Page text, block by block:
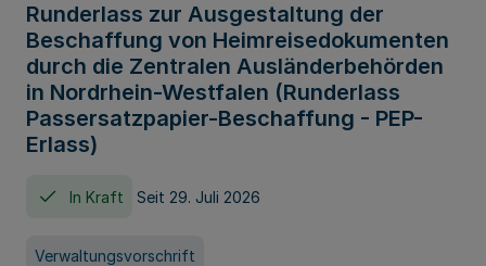
Runderlass zur Ausgestaltung der
Beschaffung von Heimreisedokumenten
durch die Zentralen Ausländerbehörden
in Nordrhein-Westfalen (Runderlass
Passersatzpapier-Beschaffung - PEP-
Erlass)
In Kraft Seit 29. Juli 2026
Verwaltungsvorschrift